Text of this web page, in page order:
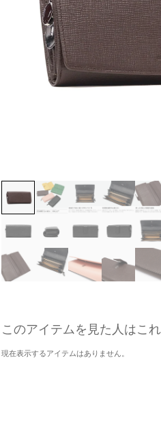
このアイテムを見た人はこ
現在表示するアイテムはありません。